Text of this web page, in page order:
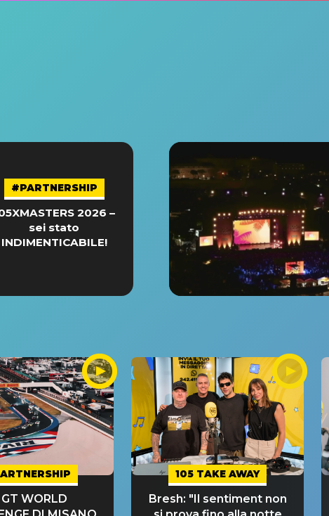
#PARTNERSHIP
2026 –
sei stato
INDIMENTICABILE!
GT WORLD
105 TAKE AWAY
Bresh: "Il sentiment non